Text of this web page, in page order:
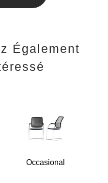
Également
Occasional